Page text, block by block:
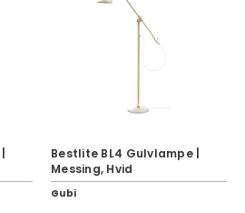
Bestlite BL4 Gulvlampe |
Messing, Hvid
Gubi